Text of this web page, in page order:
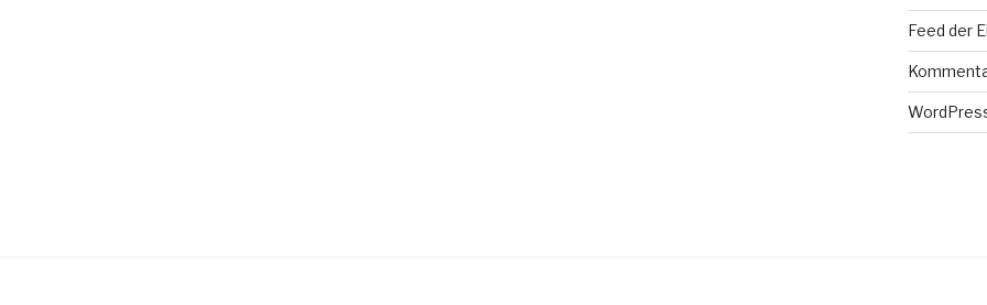
Feed der